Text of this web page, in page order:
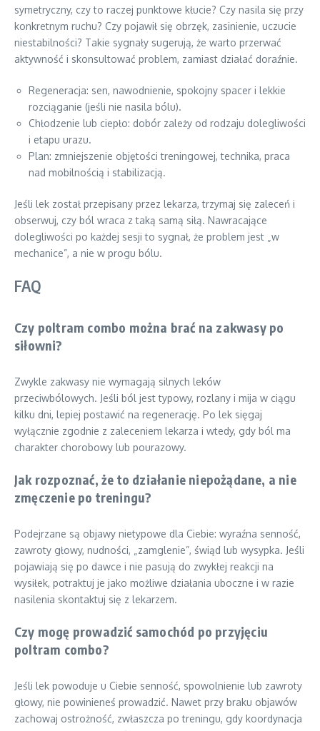
symetryczny, czy to raczej punktowe kłucie? Czy nasila się przy
konkretnym ruchu? Czy pojawił się obrzęk, zasinienie, uczucie
niestabilności? Takie sygnały sugerują, że warto przerwać
aktywność i skonsultować problem, zamiast działać doraźnie.
Regeneracja: sen, nawodnienie, spokojny spacer i lekkie
rozciąganie (jeśli nie nasila bólu).
Chłodzenie lub ciepło: dobór zależy od rodzaju dolegliwości
i etapu urazu.
Plan: zmniejszenie objętości treningowej, technika, praca
nad mobilnością i stabilizacją.
Jeśli lek został przepisany przez lekarza, trzymaj się zaleceń i
obserwuj, czy ból wraca z taką samą siłą. Nawracające
dolegliwości po każdej sesji to sygnał, że problem jest „w
mechanice”, a nie w progu bólu.
FAQ
Czy poltram combo można brać na zakwasy po
siłowni?
Zwykle zakwasy nie wymagają silnych leków
przeciwbólowych. Jeśli ból jest typowy, rozlany i mija w ciągu
kilku dni, lepiej postawić na regenerację. Po lek sięgaj
wyłącznie zgodnie z zaleceniem lekarza i wtedy, gdy ból ma
charakter chorobowy lub pourazowy.
Jak rozpoznać, że to działanie niepożądane, a nie
zmęczenie po treningu?
Podejrzane są objawy nietypowe dla Ciebie: wyraźna senność,
zawroty głowy, nudności, „zamglenie”, świąd lub wysypka. Jeśli
pojawiają się po dawce i nie pasują do zwykłej reakcji na
wysiłek, potraktuj je jako możliwe działania uboczne i w razie
nasilenia skontaktuj się z lekarzem.
Czy mogę prowadzić samochód po przyjęciu
poltram combo?
Jeśli lek powoduje u Ciebie senność, spowolnienie lub zawroty
głowy, nie powinieneś prowadzić. Nawet przy braku objawów
zachowaj ostrożność, zwłaszcza po treningu, gdy koordynacja